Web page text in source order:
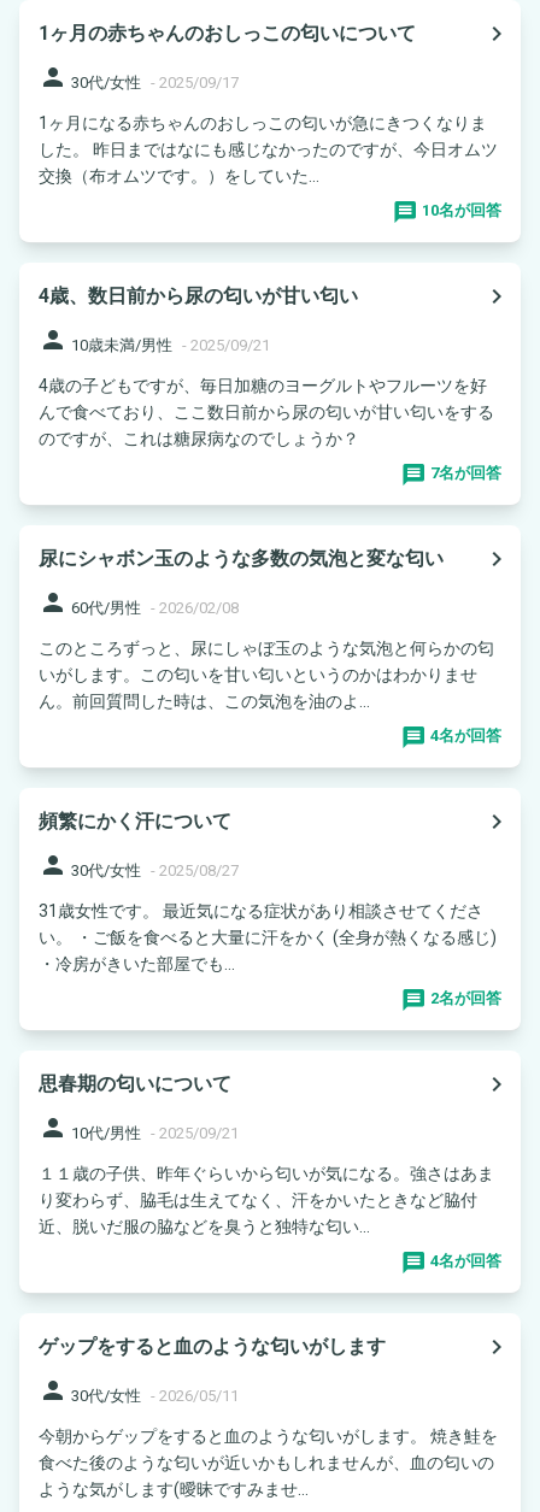
1ヶ月の赤ちゃんのおしっこの匂いについて
navigate_next
person 30代/女性 - 2025/09/17
1ヶ月になる赤ちゃんのおしっこの匂いが急にきつくなりま
した。 昨日まではなにも感じなかったのですが、今日オムツ
交換（布オムツです。）をしていた...
10名が回答
4歳、数日前から尿の匂いが甘い匂い
navigate_next
person 10歳未満/男性 - 2025/09/21
4歳の子どもですが、毎日加糖のヨーグルトやフルーツを好
んで食べており、ここ数日前から尿の匂いが甘い匂いをする
のですが、これは糖尿病なのでしょうか？
7名が回答
尿にシャボン玉のような多数の気泡と変な匂い
navigate_next
person 60代/男性 - 2026/02/08
このところずっと、尿にしゃぼ玉のような気泡と何らかの匂
いがします。この匂いを甘い匂いというのかはわかりませ
ん。前回質問した時は、この気泡を油のよ...
4名が回答
頻繁にかく汗について
navigate_next
person 30代/女性 - 2025/08/27
31歳女性です。 最近気になる症状があり相談させてくださ
い。 ・ご飯を食べると大量に汗をかく (全身が熱くなる感じ)
・冷房がきいた部屋でも...
2名が回答
思春期の匂いについて
navigate_next
person 10代/男性 - 2025/09/21
１１歳の子供、昨年ぐらいから匂いが気になる。強さはあま
り変わらず、脇毛は生えてなく、汗をかいたときなど脇付
近、脱いだ服の脇などを臭うと独特な匂い...
4名が回答
ゲップをすると血のような匂いがします
navigate_next
person 30代/女性 - 2026/05/11
今朝からゲップをすると血のような匂いがします。 焼き鮭を
食べた後のような匂いが近いかもしれませんが、血の匂いの
ような気がします(曖昧ですみませ...